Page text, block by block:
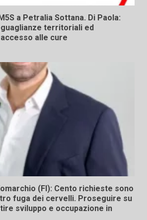
a Petralia Sottana. Di Paola:
territoriali ed
alle cure
(FI): Cento richieste sono
fuga dei cervelli. Proseguire su
sviluppo e occupazione in